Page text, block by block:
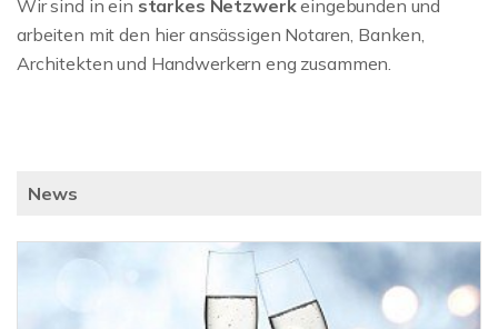
Wir sind in ein starkes Netzwerkeingebunden und
arbeiten mit den hier ansässigen Notaren, Banken,
Architekten und Handwerkern eng zusammen.
News